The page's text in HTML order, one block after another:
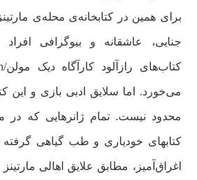
برای همین در کتابخانه‌ی محله‌ی
جنایی، عاشقانه و بیوگرافی
می‌خورد. اما سلایق ادبی بازی و این
محدود نیست. تمام ژانرهایی که در
کتابهای خودیاری و طب گیاهی گرفته
اغراق‌آمیز، مطابق علایق اهالی